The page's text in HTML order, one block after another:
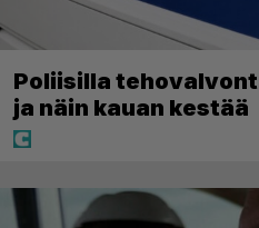
Poliisilla
ja näin kauan kestää